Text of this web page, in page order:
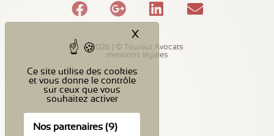
Ce site utilise des cookies
et vous donne le contrôle
sur ceux que vous
souhaitez activer
Nos partenaires (9)
X
2026 | © Touraut Avocats
mentions légales